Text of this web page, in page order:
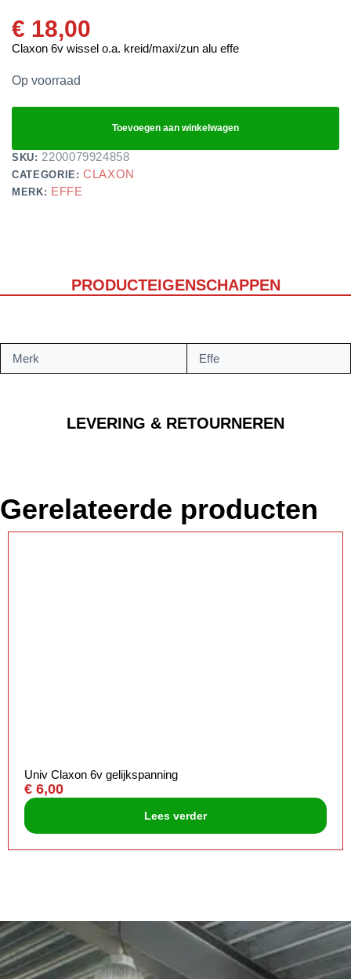
€ 18,00
Claxon 6v wissel o.a. kreid/maxi/zun alu effe
Op voorraad
Toevoegen aan winkelwagen
SKU:2200079924858
CATEGORIE:CLAXON
MERK: EFFE
PRODUCTEIGENSCHAPPEN
LEVERING & RETOURNEREN
Merk Effe
Gerelateerde producten
Univ Claxon 6v gelijkspanning
€ 6,00
Lees verder